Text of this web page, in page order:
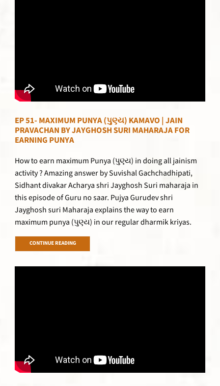
EP 51- MAXIMUM PUNYA (પુણ્ય) KAMAVO | JAIN
PRAVACHAN BY JAYGHOSH SURI MAHARAJA FOR
EARNING PUNYA
How to earn maximum Punya (પુણ્ય) in doing all jainism
activity ? Amazing answer by Suvishal Gachchadhipati,
Sidhant divakar Acharya shri Jayghosh Suri maharaja in
this episode of Guru no saar. Pujya Gurudev shri
Jayghosh suri Maharaja explains the way to earn
maximum punya (પુણ્ય) in our regular dharmik kriyas.
CONTINUE READING